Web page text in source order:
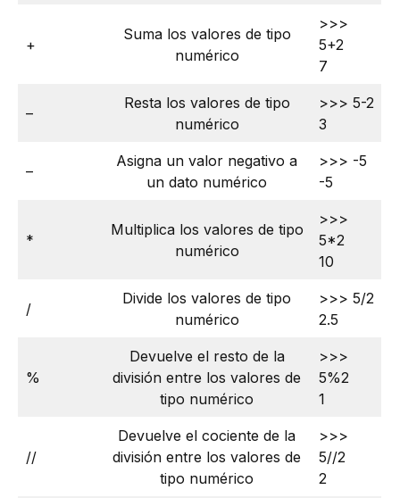
+
Suma los valores de tipo
numérico
>>>
5+2
7
–
Resta los valores de tipo
numérico
>>> 5-2
3
–
Asigna un valor negativo a
un dato numérico
>>> -5
-5
*
Multiplica los valores de tipo
numérico
>>>
5*2
10
/
Divide los valores de tipo
numérico
>>> 5/2
2.5
%
Devuelve el resto de la
división entre los valores de
tipo numérico
>>>
5%2
1
//
Devuelve el cociente de la
división entre los valores de
tipo numérico
>>>
5//2
2